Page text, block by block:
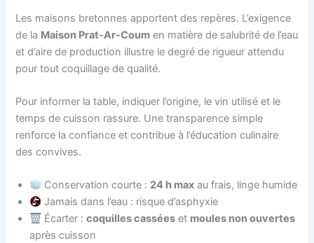
Les maisons bretonnes apportent des repères. L’exigence
de la Maison Prat-Ar-Coum en matière de salubrité de l’eau
et d’aire de production illustre le degré de rigueur attendu
pour tout coquillage de qualité.
Pour informer la table, indiquer l’origine, le vin utilisé et le
temps de cuisson rassure. Une transparence simple
renforce la confiance et contribue à l’éducation culinaire
des convives.
Conservation courte : 24 h max au frais, linge humide
Jamais dans l’eau : risque d’asphyxie
Écarter :coquilles cassées et moules non ouvertes
après cuisson